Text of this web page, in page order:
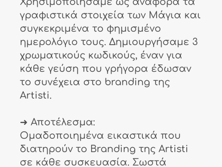
γραφιστικά στοιχεία των Μάγια και
συγκεκριμένα το φημισμένο
ημερολόγιο τους. Δημιουργήσαμε 3
χρωματικούς κωδικούς, έναν για
κάθε γεύση που γρήγορα έδωσαν
το συνέχεια στο branding της
Artisti.
➜ Αποτέλεσμα:
Ομαδοποιημένα εικαστικά που
διατηρούν το Branding της Artisti
σε κάθε συσκευασία. Σωστά